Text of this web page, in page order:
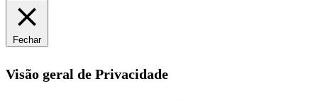
Fechar
Visão geral de Privacidade